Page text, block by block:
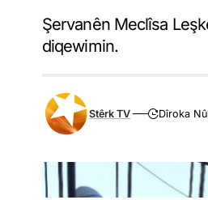
Şervanên Meclîsa
diqewimin.
Stêrk TV Dîroka